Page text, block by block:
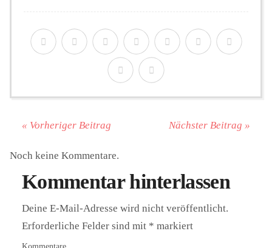
« Vorheriger Beitrag Nächster Beitrag »
Noch keine Kommentare.
Kommentar hinterlassen
Deine E-Mail-Adresse wird nicht veröffentlicht.
Erforderliche Felder sind mit * markiert